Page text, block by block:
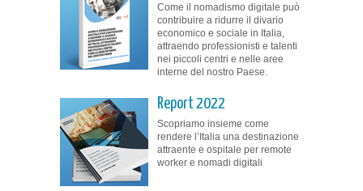
Come il nomadismo digitale può
contribuire a ridurre il divario
economico e sociale in Italia,
attraendo professionisti e talenti
nei piccoli centri e nelle aree
interne del nostro Paese.
Report 2022
Scopriamo insieme come
rendere l’Italia una destinazione
attraente e ospitale per remote
worker e nomadi digitali